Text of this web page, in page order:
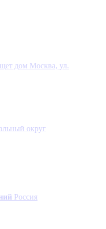
дом Москва, ул.
округ
Россия